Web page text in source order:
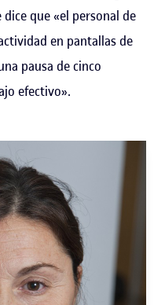
dice que «el personal de
en pantallas de
pausa de cinco
efectivo».